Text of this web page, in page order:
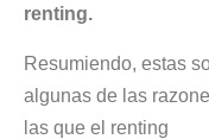
renting.
Resumiendo, estas
algunas de las
las que el renting